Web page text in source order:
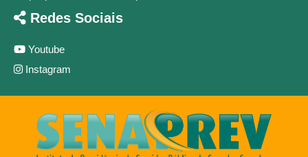
Redes Sociais
Youtube
Instagram